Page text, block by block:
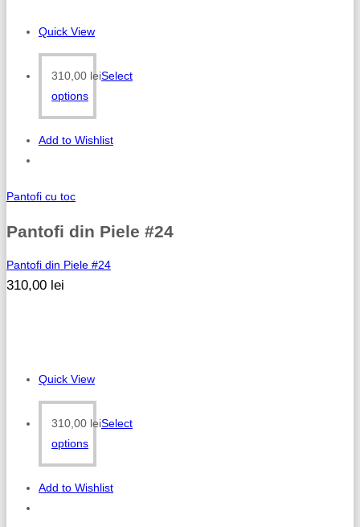
Quick View
310,00 leiSelect
options
Add to Wishlist
Pantofi cu toc
Pantofi din Piele #24
Pantofi din Piele #24
310,00 lei
Quick View
310,00 leiSelect
options
Add to Wishlist